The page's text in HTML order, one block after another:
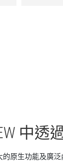
中透
的原生功能及廣